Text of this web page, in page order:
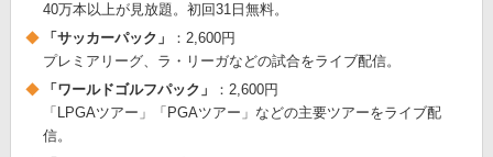
40万本以上が見放題。初回31日無料。
「サッカーパック」
：2,600円
プレミアリーグ、ラ・リーガなどの試合をライブ配信。
「ワールドゴルフパック」
：2,600円
「LPGAツアー」「PGAツアー」などの主要ツアーをライブ配
信。